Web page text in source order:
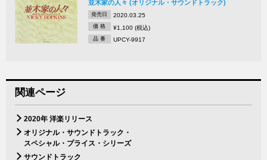
並木家の人々 (オリジナル・サウンドトラック)
発売日 2020.03.25
価 格 ¥1,100 (税込)
品 番 UPCY-9917
関連ページ
2020年 洋楽リリース
オリジナル・サウンドトラック・
スペシャル・プライス・シリーズ
サウンドトラック